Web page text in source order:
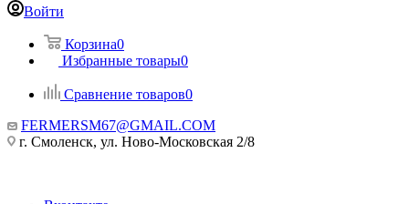
Войти
Корзина0
Избранные товары0
Сравнение товаров0
FERMERSM67@GMAIL.COM
г. Смоленск, ул. Ново-Московская 2/8